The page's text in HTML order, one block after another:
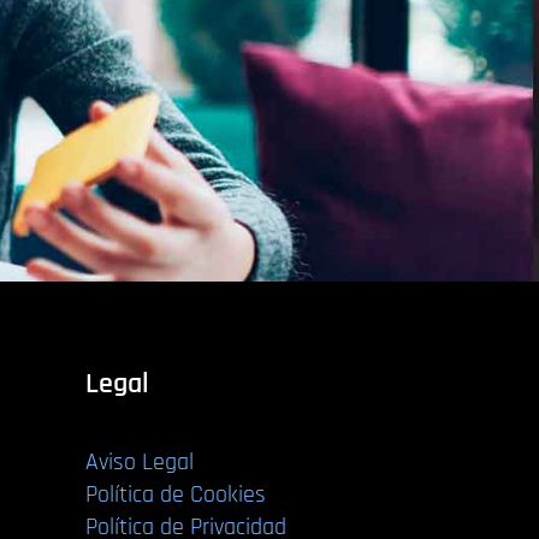
Legal
Aviso Legal
Política de Cookies
Política de Privacidad